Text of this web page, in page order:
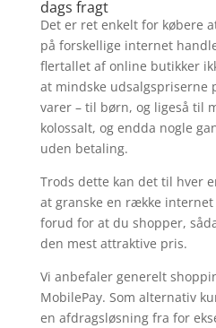
dags fragt
Det er ret enkelt for købere
på forskellige internet
flertallet af online butikker
at mindske udsalgspriserne
varer – til børn, og ligeså til
kolossalt, og endda nogle
uden betaling.
Trods dette kan det til hver
at granske en række
forud for at du shopper,
den mest attraktive pris.
Vi anbefaler generelt
MobilePay. Som alternativ
en afdragsløsning fra for